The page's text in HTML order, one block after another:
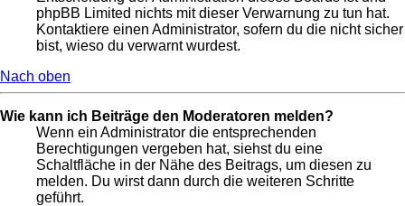
phpBB Limited nichts mit dieser Verwarnung zu tun hat.
Kontaktiere einen Administrator, sofern du die nicht sicher
bist, wieso du verwarnt wurdest.
Nach oben
Wie kann ich Beiträge den Moderatoren melden?
Wenn ein Administrator die entsprechenden
Berechtigungen vergeben hat, siehst du eine
Schaltfläche in der Nähe des Beitrags, um diesen zu
melden. Du wirst dann durch die weiteren Schritte
geführt.